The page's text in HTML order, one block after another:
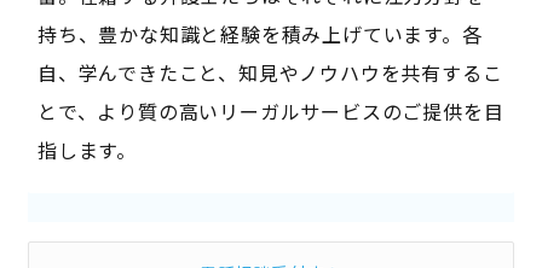
持ち、豊かな知識と経験を積み上げています。各
自、学んできたこと、知見やノウハウを共有するこ
とで、より質の高いリーガルサービスのご提供を目
指します。